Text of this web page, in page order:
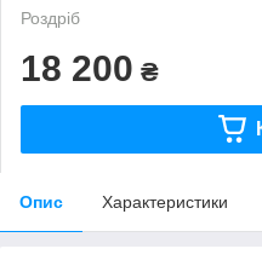
Роздріб
18 200 ₴
Опис Характеристики